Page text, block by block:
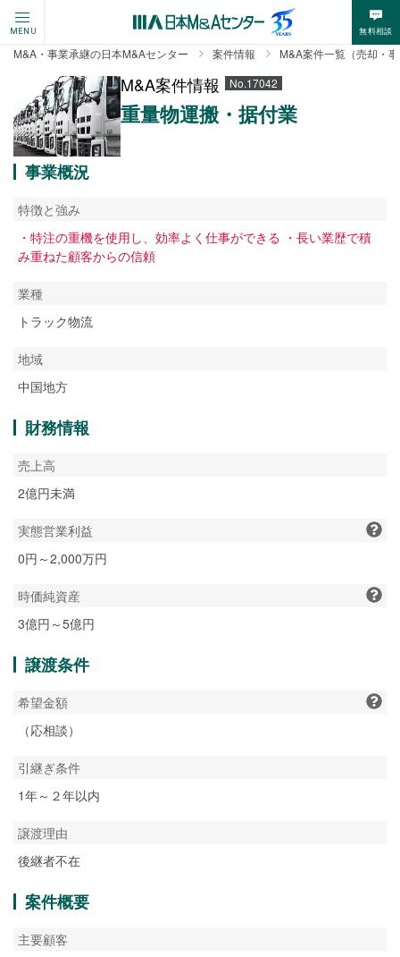
MENU 無料相談
M&A・事業承継の日本M&Aセンター 案件情報 M&A案件一覧（売却・
M&A案件情報 No.17042
重量物運搬・据付業
事業概況
特徴と強み
・特注の重機を使用し、効率よく仕事ができる ・長い業歴で積
み重ねた顧客からの信頼
業種
トラック物流
地域
中国地方
財務情報
売上高
2億円未満
実態営業利益
0円～2,000万円
時価純資産
3億円～5億円
譲渡条件
希望金額
（応相談）
引継ぎ条件
1年～２年以内
譲渡理由
後継者不在
案件概要
主要顧客